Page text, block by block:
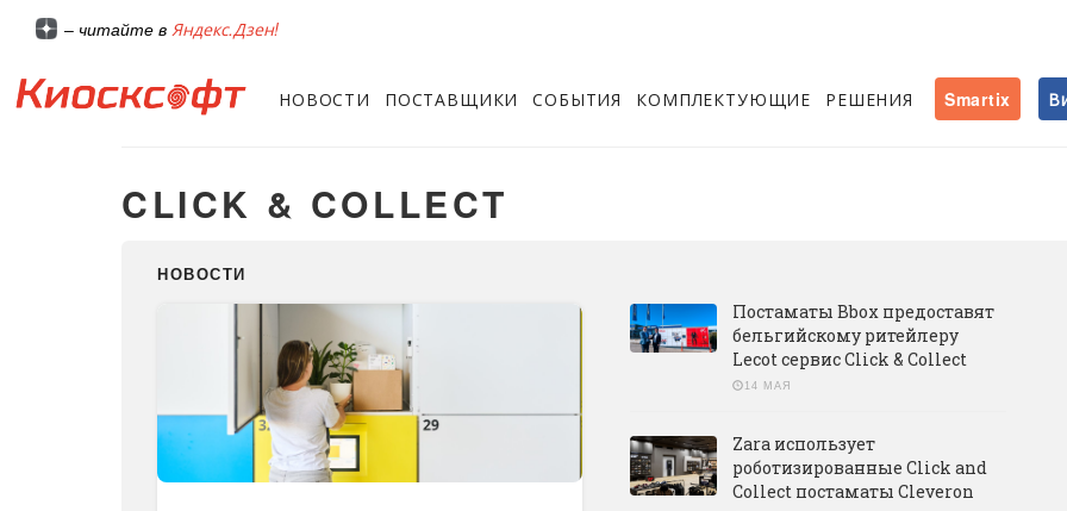
– читайте в Яндекс.Дзен!
НОВОСТИ ПОСТАВЩИКИ СОБЫТИЯ КОМПЛЕКТУЮЩИЕ РЕШЕНИЯ Smartix
CLICK & COLLECT
НОВОСТИ
Постаматы Bbox предоставят
бельгийскому ритейлеру
Lecot сервис Click & Collect
14 МАЯ
Zara использует
роботизированные Click and
Collect постаматы Cleveron